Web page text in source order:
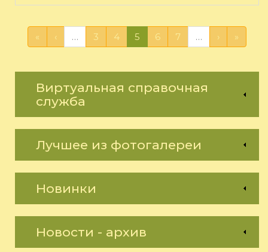
« ‹ … 3 4 5 6 7 … › »
Виртуальная справочная
служба
Лучшее из фотогалереи
Новинки
Новости - архив